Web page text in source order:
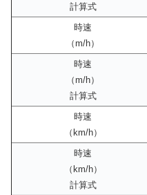
計算式
時速
（m/h）
時速
（m/h）
計算式
時速
（km/h）
時速
（km/h）
計算式